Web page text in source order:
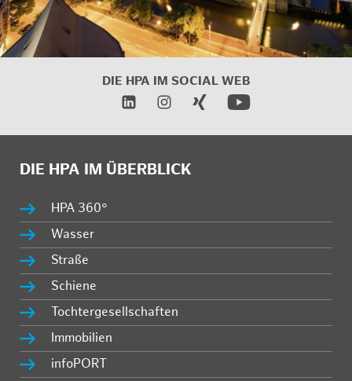
DIE HPA IM SOCIAL WEB
DIE HPA IM ÜBERBLICK
HPA 360°
Wasser
Straße
Schiene
Tochtergesellschaften
Immobilien
infoPORT